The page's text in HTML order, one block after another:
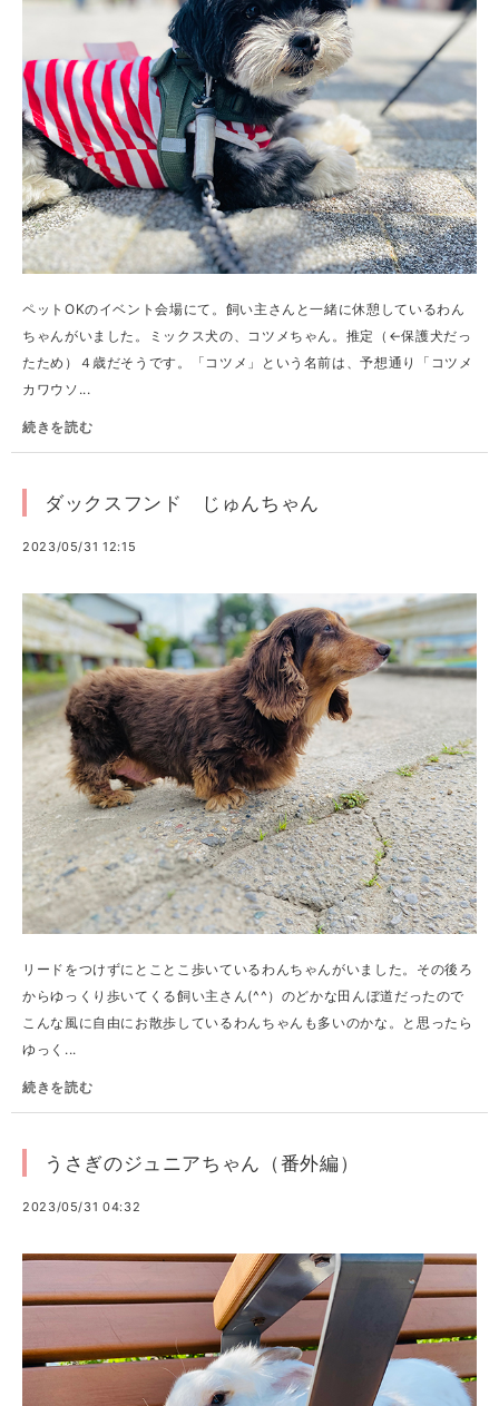
ペットOKのイベント会場にて。飼い主さんと一緒に休憩しているわん
ちゃんがいました。ミックス犬の、コツメちゃん。推定（←保護犬だっ
たため）４歳だそうです。「コツメ」という名前は、予想通り「コツメ
カワウソ...
続きを読む
ダックスフンド じゅんちゃん
2023/05/31 12:15
リードをつけずにとことこ歩いているわんちゃんがいました。その後ろ
からゆっくり歩いてくる飼い主さん(^^）のどかな田んぼ道だったので
こんな風に自由にお散歩しているわんちゃんも多いのかな。と思ったら
ゆっく...
続きを読む
うさぎのジュニアちゃん（番外編）
2023/05/31 04:32